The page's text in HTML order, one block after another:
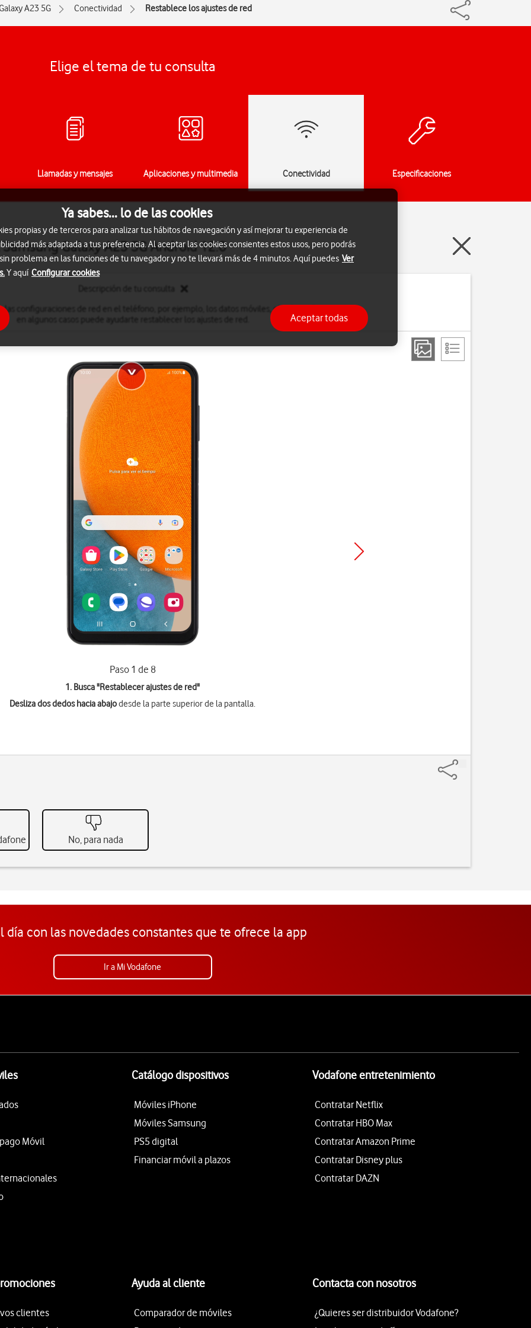
A23 5G Conectividad Restablece los ajustes de red
Elige el tema de tu consulta
Llamadas y mensajes Aplicaciones y multimedia Conectividad Especificaciones
Galaxy A23 5G Android 12.0
las configuraciones de red en el teléfono, por ejemplo, los datos móviles, el wifi o el Bluetooth,
Paso 1 de 8
1. Busca "Restablecer ajustes de red"
Desliza dos dedos hacia abajodesde la parte superior de la pantalla.
No, para nada
día con las novedades constantes que te ofrece la app
Ir a Mi Vodafone
Móvil
Catálogo dispositivos
Móviles iPhone
Móviles Samsung
PS5 digital
Financiar móvil a plazos
Vodafone entretenimiento
Contratar Netflix
Contratar HBO Max
Contratar Amazon Prime
Contratar Disney plus
Contratar DAZN
clientes
Ayuda al cliente
Comparador de móviles
Contacta con nosotros
¿Quieres ser distribuidor Vodafone?
Ya sabes... lo de las cookies
propias y de terceros para analizar tus hábitos de navegación y así mejorar tu experiencia de
más adaptada a tus preferencia. Al aceptar las cookies consientes estos usos, pero podrás
problema en las funciones de tu navegador y no te llevará más de 4 minutos. Aquí puedes Ver
Y aquí Configurar cookies
Aceptar todas